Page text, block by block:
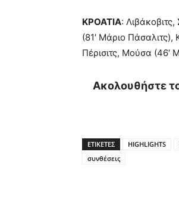
ΚΡΟΑΤΙΑ:
(81′ Μάριο Πάσαλιτς),
Πέρισιτς, Μούσα (46′
Ακολουθήστε
ΕΤΙΚΕΤΕΣ HIGHLIGHTS
συνθέσεις